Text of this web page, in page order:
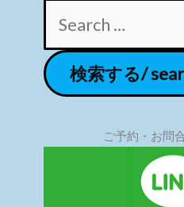
ご予約・お問